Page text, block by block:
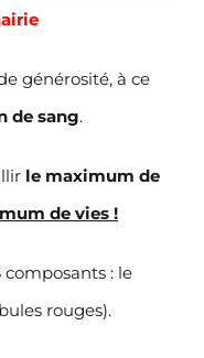
générosité, à ce
de sang.
le maximum de
de vies !
: le
rouges).